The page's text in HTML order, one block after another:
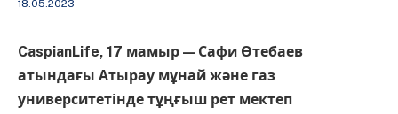
18.05.2023
CaspianLife, 17 мамыр — Сафи Өтебаев
атындағы Атырау мұнай және газ
университетінде тұңғыш рет мектеп